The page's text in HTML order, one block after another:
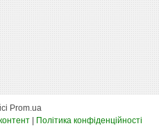
Prom.ua
Політика конфіденційності